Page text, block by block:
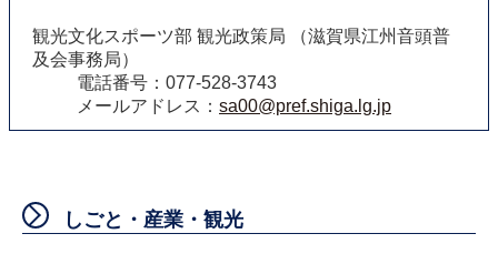
観光文化スポーツ部 観光政策局 （滋賀県江州音頭普
及会事務局）
電話番号：077-528-3743
メールアドレス： sa00@pref.shiga.lg.jp
しごと・産業・観光